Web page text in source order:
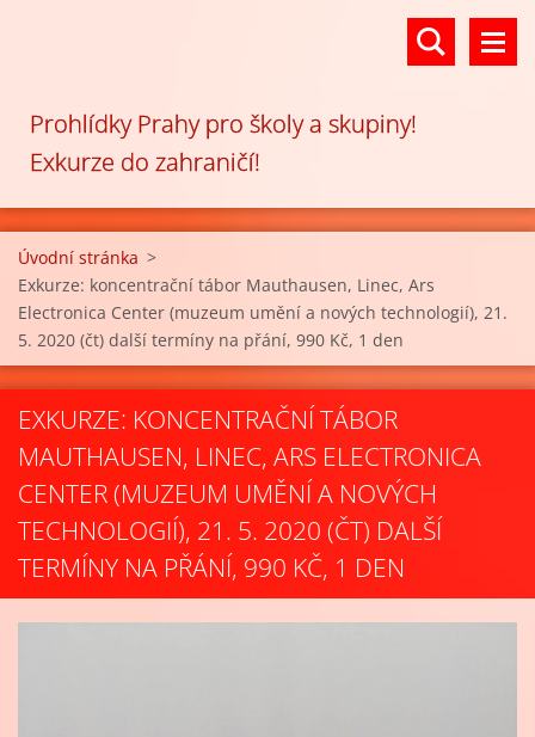
Prohlídky Prahy pro školy a skupiny!
Exkurze do zahraničí!
Úvodní stránka >
Exkurze: koncentrační tábor Mauthausen, Linec, Ars
Electronica Center (muzeum umění a nových technologií), 21.
5. 2020 (čt) další termíny na přání, 990 Kč, 1 den
EXKURZE: KONCENTRAČNÍ TÁBOR
MAUTHAUSEN, LINEC, ARS ELECTRONICA
CENTER (MUZEUM UMĚNÍ A NOVÝCH
TECHNOLOGIÍ), 21. 5. 2020 (ČT) DALŠÍ
TERMÍNY NA PŘÁNÍ, 990 KČ, 1 DEN